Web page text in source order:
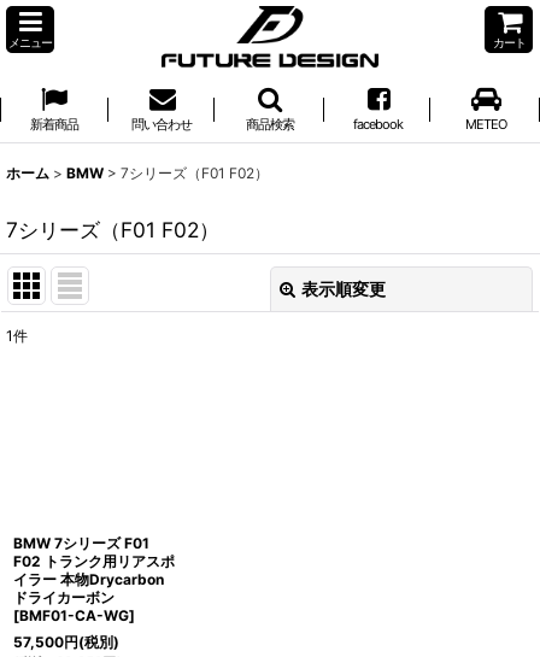
メニュー カート
新着商品 問い合わせ 商品検索 facebook METEO
ホーム > BMW > 7シリーズ（F01 F02）
7シリーズ（F01 F02）
表示順変更
1件
BMW 7シリーズ F01
F02 トランク用リアスポ
イラー 本物Drycarbon
ドライカーボン
[BMF01-CA-WG]
57,500円(税別)